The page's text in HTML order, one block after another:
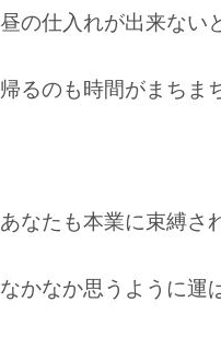
昼の仕入れが出来ない
帰るのも時間がまちま
あなたも本業に束縛さ
なかなか思うように運